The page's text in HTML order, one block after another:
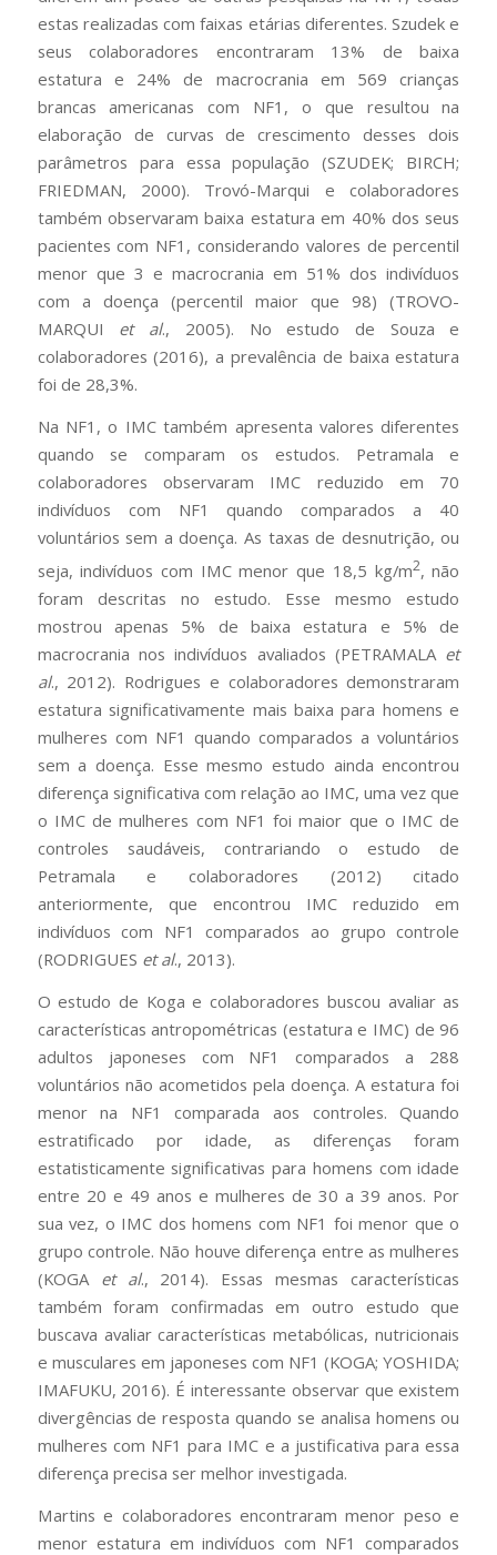
estas realizadas com faixas etárias diferentes. Szudek e
seus colaboradores encontraram 13% de baixa
estatura e 24% de macrocrania em 569 crianças
brancas americanas com NF1, o que resultou na
elaboração de curvas de crescimento desses dois
parâmetros para essa população (SZUDEK; BIRCH;
FRIEDMAN, 2000). Trovó-Marqui e colaboradores
também observaram baixa estatura em 40% dos seus
pacientes com NF1, considerando valores de percentil
menor que 3 e macrocrania em 51% dos indivíduos
com a doença (percentil maior que 98) (TROVO-
MARQUI et al., 2005). No estudo de Souza e
colaboradores (2016), a prevalência de baixa estatura
foi de 28,3%.
Na NF1, o IMC também apresenta valores diferentes
quando se comparam os estudos. Petramala e
colaboradores observaram IMC reduzido em 70
indivíduos com NF1 quando comparados a 40
voluntários sem a doença. As taxas de desnutrição, ou
seja, indivíduos com IMC menor que 18,5 kg/m2, não
foram descritas no estudo. Esse mesmo estudo
mostrou apenas 5% de baixa estatura e 5% de
macrocrania nos indivíduos avaliados (PETRAMALA et
al., 2012). Rodrigues e colaboradores demonstraram
estatura significativamente mais baixa para homens e
mulheres com NF1 quando comparados a voluntários
sem a doença. Esse mesmo estudo ainda encontrou
diferença significativa com relação ao IMC, uma vez que
o IMC de mulheres com NF1 foi maior que o IMC de
controles saudáveis, contrariando o estudo de
Petramala e colaboradores (2012) citado
anteriormente, que encontrou IMC reduzido em
indivíduos com NF1 comparados ao grupo controle
(RODRIGUES et al., 2013).
O estudo de Koga e colaboradores buscou avaliar as
características antropométricas (estatura e IMC) de 96
adultos japoneses com NF1 comparados a 288
voluntários não acometidos pela doença. A estatura foi
menor na NF1 comparada aos controles. Quando
estratificado por idade, as diferenças foram
estatisticamente significativas para homens com idade
entre 20 e 49 anos e mulheres de 30 a 39 anos. Por
sua vez, o IMC dos homens com NF1 foi menor que o
grupo controle. Não houve diferença entre as mulheres
(KOGA et al., 2014). Essas mesmas características
também foram confirmadas em outro estudo que
buscava avaliar características metabólicas, nutricionais
e musculares em japoneses com NF1 (KOGA; YOSHIDA;
IMAFUKU, 2016). É interessante observar que existem
divergências de resposta quando se analisa homens ou
mulheres com NF1 para IMC e a justificativa para essa
diferença precisa ser melhor investigada.
Martins e colaboradores encontraram menor peso e
menor estatura em indivíduos com NF1 comparados